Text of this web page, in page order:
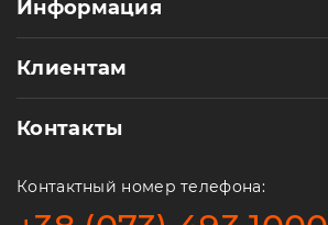
Информация
Клиентам
Контакты
Контактный номер телефона: